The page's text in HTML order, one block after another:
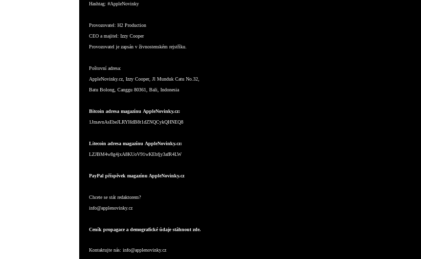
Hashtag: #AppleNovinky
Provozovatel: H2 Production
CEO a majitel: Izzy Cooper
Provozovatel je zapsán v živnostenském rejstříku.
Poštovní adresa:
AppleNovinky.cz, Izzy Cooper, Jl Munduk Catu No.32,
Batu Bolong, Canggu 80361, Bali, Indonesia
Bitcoin adresa magazínu AppleNovinky.cz:
1JmavnAsEbeJLRYHdB8t1dZNQCykQHNEQ8
Litecoin adresa magazínu AppleNovinky.cz:
LZJBM4w8g4jxA8KUoV91wKEbfjy3afR4LW
PayPal příspěvek magazínu AppleNovinky.cz
Chcete se stát redaktorem?
info@applenovinky.cz
Ceník propagace a demografické údaje stáhnout zde.
Kontaktujte nás: info@applenovinky.cz